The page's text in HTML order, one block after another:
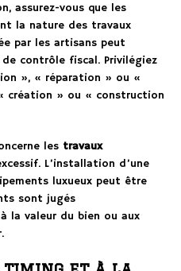
assurez-vous que les
la nature des travaux
par les artisans peut
contrôle fiscal. Privilégiez
», « réparation » ou «
création » ou « construction
les travaux
L’installation d’une
luxueux peut être
sont jugés
la valeur du bien ou aux